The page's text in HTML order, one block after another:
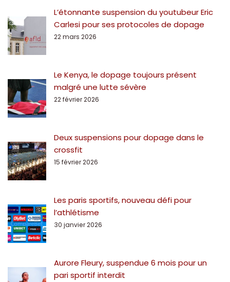
L’étonnante suspension du youtubeur Eric
Carlesi pour ses protocoles de dopage
22 mars 2026
Le Kenya, le dopage toujours présent
malgré une lutte sévère
22 février 2026
Deux suspensions pour dopage dans le
crossfit
15 février 2026
Les paris sportifs, nouveau défi pour
l’athlétisme
30 janvier 2026
Aurore Fleury, suspendue 6 mois pour un
pari sportif interdit